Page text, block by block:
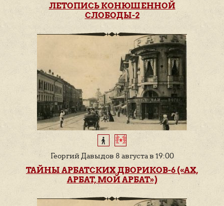
ЛЕТОПИСЬ КОНЮШЕННОЙ
СЛОБОДЫ-2
Георгий Давыдов 8 августа в 19:00
ТАЙНЫ АРБАТСКИХ ДВОРИКОВ-6 («АХ,
АРБАТ, МОЙ АРБАТ»)